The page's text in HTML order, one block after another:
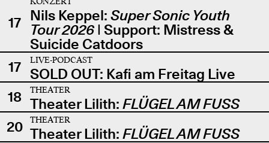
17 Nils Keppel: Super Sonic Youth
Tour 2026| Support: Mistress &
Suicide Catdoors
17
LIVE-PODCAST
SOLD OUT: Kafi am Freitag Live
18
THEATER
Theater Lilith: FLÜGEL AM FUSS
20
THEATER
Theater Lilith: FLÜGEL AM FUSS